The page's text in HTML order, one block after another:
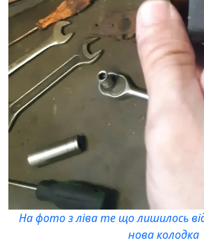
На фото з ліва те що лишилось
нова колодка